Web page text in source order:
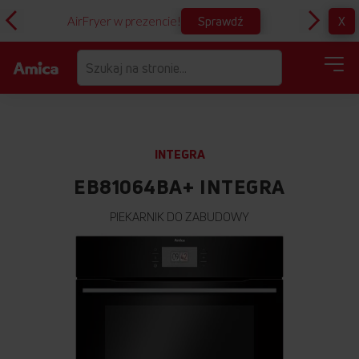
AirFryer w prezencie! Sprawdź X
INTEGRA
EB81064BA+ INTEGRA
PIEKARNIK DO ZABUDOWY